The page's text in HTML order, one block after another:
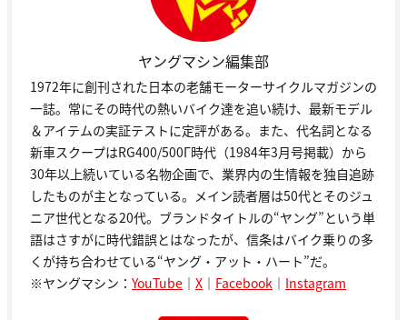
ヤングマシン編集部
1972年に創刊された日本の老舗モーターサイクルマガジンの
一誌。常にその時代の熱いバイク達を追い続け、最新モデル
＆アイテムの実証テストに定評がある。また、代名詞となる
新車スクープはRG400/500Γ時代（1984年3月号掲載）から
30年以上続いている名物企画で、業界内の生情報を独自追跡
したものが主となっている。メイン読者層は50代とそのジュ
ニア世代となる20代。ブランドタイトルの“ヤング”という単
語はさすがに時代錯誤とはなったが、信条はバイク乗りの多
くが持ち合わせている“ヤング・アット・ハート”だ。
※ヤングマシン： YouTube ｜ X ｜ Facebook ｜ Instagram